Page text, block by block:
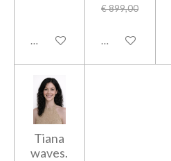
Bekijk details
€ 899,00
In winkelwagen
Tiana
waves.